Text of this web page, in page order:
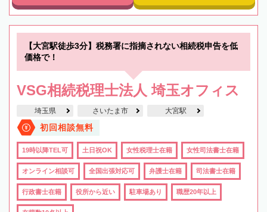
【大宮駅徒歩3分】税務署に指摘されない相続税申告を低
価格で！
VSG相続税理士法人 埼玉オフィス
埼玉県 さいたま市 大宮駅
初回相談無料
19時以降TEL可 土日祝OK 女性税理士在籍 女性司法書士在籍
オンライン相談可 全国出張対応可 弁護士在籍 司法書士在籍
行政書士在籍 役所から近い 駐車場あり 職歴20年以上